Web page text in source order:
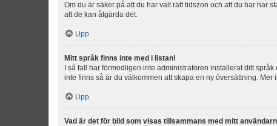
Om du är säker på att du har valt rätt tidszon och att du har har
att de kan åtgärda det.
Upp
Mitt språk finns inte med i listan!
I så fall har förmodligen inte administratören installerat ditt
inte finns så är du välkommen att skapa en ny översättning.
Upp
Vad är det för bild som visas tillsammans med mitt